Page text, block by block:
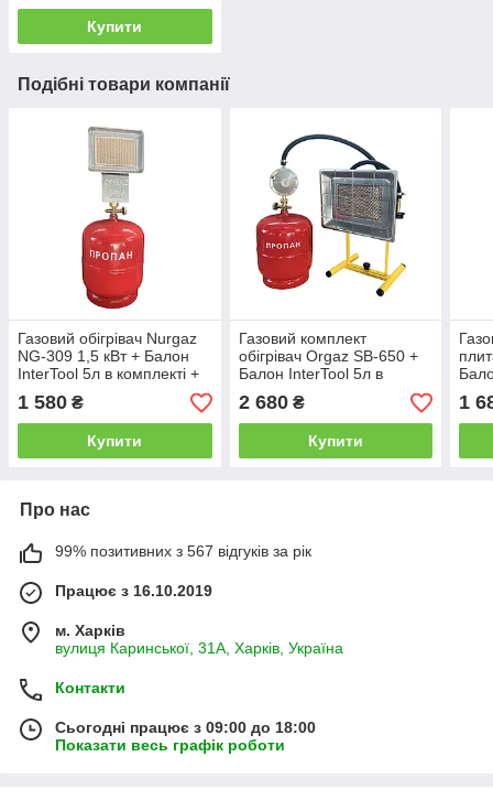
Купити
Подібні товари компанії
Газовий обігрівач Nurgaz
NG-309 1,5 кВт + Балон
InterTool 5л в комплекті +
пальник на балон в
подарунок
1 580 ₴
Купити
Газовий комплект
обігрівач Orgaz SB-650 +
Балон InterTool 5л в
комплекті + редуктор зі
шлангом + пальник на
балон у подарунок
2 680₴
Купити
1
Про нас
99% позитивних з 567 відгуків за рік
Працює з 16.10.2019
м. Харків
вулиця Каринської, 31А, Харків, Україна
Контакти
Сьогодні працює з 09:00 до 18:00
Показати весь графік роботи